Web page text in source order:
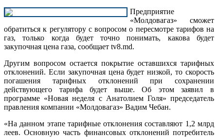
Предприятие
«Молдовагаз» сможет
обратиться к регулятору с вопросом о пересмотре тарифов на
газ, только когда будет точно понимать, какова будет
закупочная цена газа, сообщает tv8.md.
Другим вопросом остается покрытие оставшихся тарифных
отклонений. Если закупочная цена будет низкой, то скорость
погашения тарифных отклонений при сохранении
действующего тарифа будет выше. Об этом заявил в
программе «Новая неделя с Анатолием Голя» председатель
правления компании «Молдовагаз» Вадим Чебан.
«На данном этапе тарифные отклонения составляют 1,2 млрд
леев. Основную часть финансовых отклонений потребитель